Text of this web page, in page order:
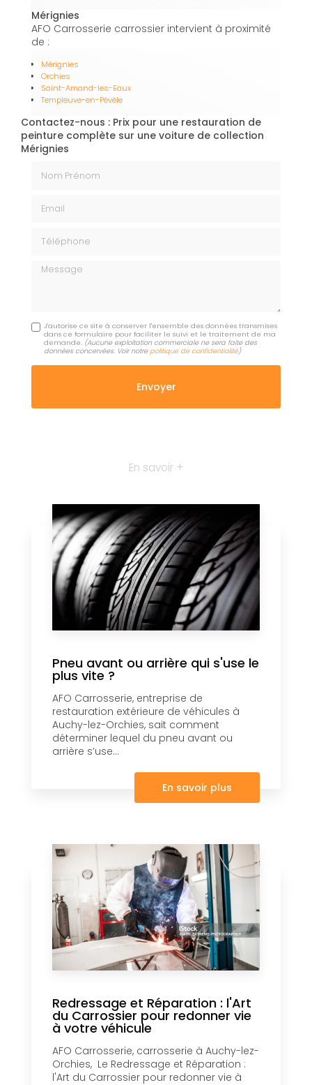
Mérignies
AFO Carrosserie carrossier intervient à proximité
de :
Mérignies
Orchies
Saint-Amand-les-Eaux
Templeuve-en-Pévèle
Contactez-nous : Prix pour une restauration de
peinture complète sur une voiture de collection
Mérignies
Message
J'autorise ce site à conserver l'ensemble des données transmises
dans ce formulaire pour faciliter le suivi et le traitement de ma
demande. (Aucune exploitation commerciale ne sera faite des
données concervées. Voir notrepolitique de confidentialité)
En savoir +
Pneu avant ou arrière qui s'use le
plus vite ?
AFO Carrosserie, entreprise de
restauration extérieure de véhicules à
Auchy-lez-Orchies, sait comment
déterminer lequel du pneu avant ou
arrière s’use...
En savoir plus
Redressage et Réparation : l'Art
du Carrossier pour redonner vie
à votre véhicule
AFO Carrosserie, carrosserie à Auchy-lez-
Orchies, Le Redressage et Réparation :
l'Art du Carrossier pour redonner vie à